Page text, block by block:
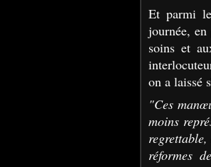
Et parmi
journée,
soins et
on a laissé
"Ces
moins
réformes